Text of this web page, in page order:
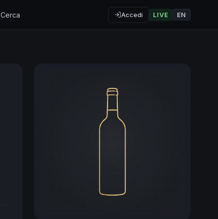
Cerca Accedi LIVE EN